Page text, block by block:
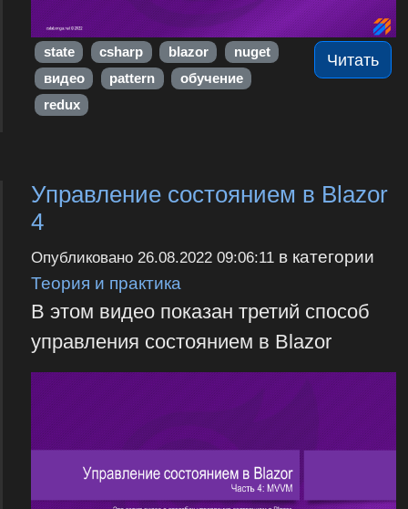
Читать
state csharp blazor
nuget
видео
pattern
обучение
redux
Управление состоянием в Blazor
4
Опубликовано 26.08.2022 09:06:11в категории
Теория и практика
В этом видео показан третий способ
управления состоянием в Blazor